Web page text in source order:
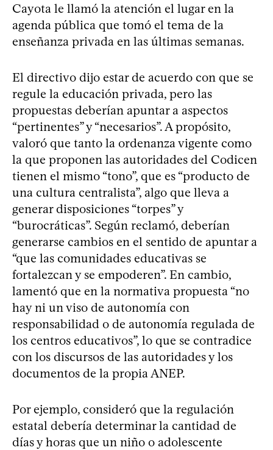
Cayota le llamó la atención el lugar en la
agenda pública que tomó el tema de la
enseñanza privada en las últimas semanas.
El directivo dijo estar de acuerdo con que se
regule la educación privada, pero las
propuestas deberían apuntar a aspectos
“pertinentes” y “necesarios”. A propósito,
valoró que tanto la ordenanza vigente como
la que proponen las autoridades del Codicen
tienen el mismo “tono”, que es “producto de
una cultura centralista”, algo que lleva a
generar disposiciones “torpes” y
“burocráticas”. Según reclamó, deberían
generarse cambios en el sentido de apuntar a
“que las comunidades educativas se
fortalezcan y se empoderen”. En cambio,
lamentó que en la normativa propuesta “no
hay ni un viso de autonomía con
responsabilidad o de autonomía regulada de
los centros educativos”, lo que se contradice
con los discursos de las autoridades y los
documentos de la propia ANEP.
Por ejemplo, consideró que la regulación
estatal debería determinar la cantidad de
días y horas que un niño o adolescente